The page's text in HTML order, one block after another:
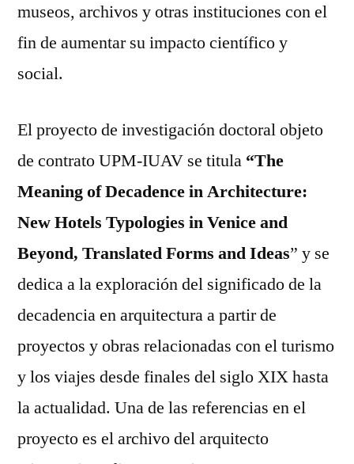
museos, archivos y otras instituciones con el
fin de aumentar su impacto científico y
social.
El proyecto de investigación doctoral objeto
de contrato UPM-IUAV se titula “The
Meaning of Decadence in Architecture:
New Hotels Typologies in Venice and
Beyond, Translated Forms and Ideas” y se
dedica a la exploración del significado de la
decadencia en arquitectura a partir de
proyectos y obras relacionadas con el turismo
y los viajes desde finales del siglo XIX hasta
la actualidad. Una de las referencias en el
proyecto es el archivo del arquitecto